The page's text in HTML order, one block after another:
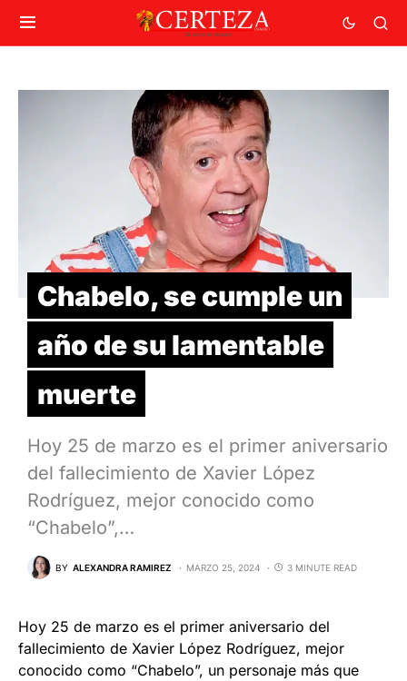
Chabelo, se cumple un
año de su lamentable
muerte
Hoy 25 de marzo es el primer aniversario
del fallecimiento de Xavier López
Rodríguez, mejor conocido como
“Chabelo”,…
BY ALEXANDRA RAMIREZ MARZO 25, 2024 3 MINUTE READ
Hoy 25 de marzo es el primer aniversario del
fallecimiento de Xavier López Rodríguez, mejor
conocido como “Chabelo”, un personaje más que